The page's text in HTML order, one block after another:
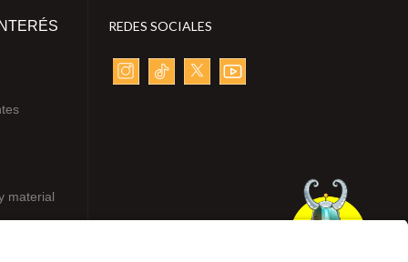
material
REDES SOCIALES